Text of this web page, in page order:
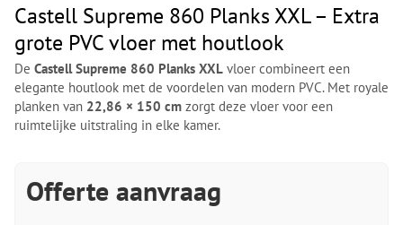
Castell Supreme 860 Planks XXL – Extra
grote PVC vloer met houtlook
De Castell Supreme 860 Planks XXL vloer combineert een
elegante houtlook met de voordelen van modern PVC. Met royale
planken van 22,86 × 150 cm zorgt deze vloer voor een
ruimtelijke uitstraling in elke kamer.
Offerte aanvraag